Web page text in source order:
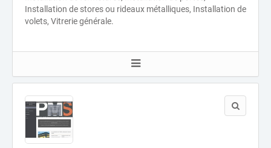
Installation de stores ou rideaux métalliques, Installation de
volets, Vitrerie générale.